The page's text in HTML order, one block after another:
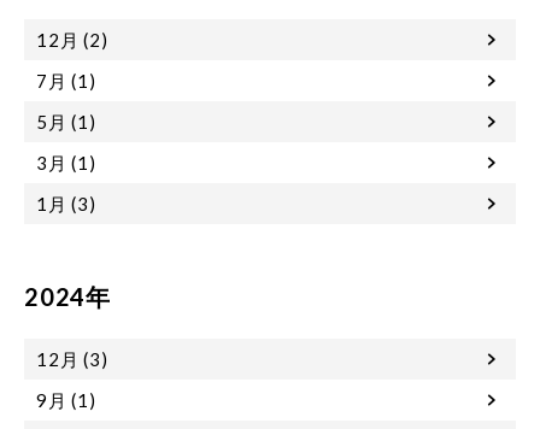
12月 (2)
7月 (1)
5月 (1)
3月 (1)
1月 (3)
2024年
12月 (3)
9月 (1)